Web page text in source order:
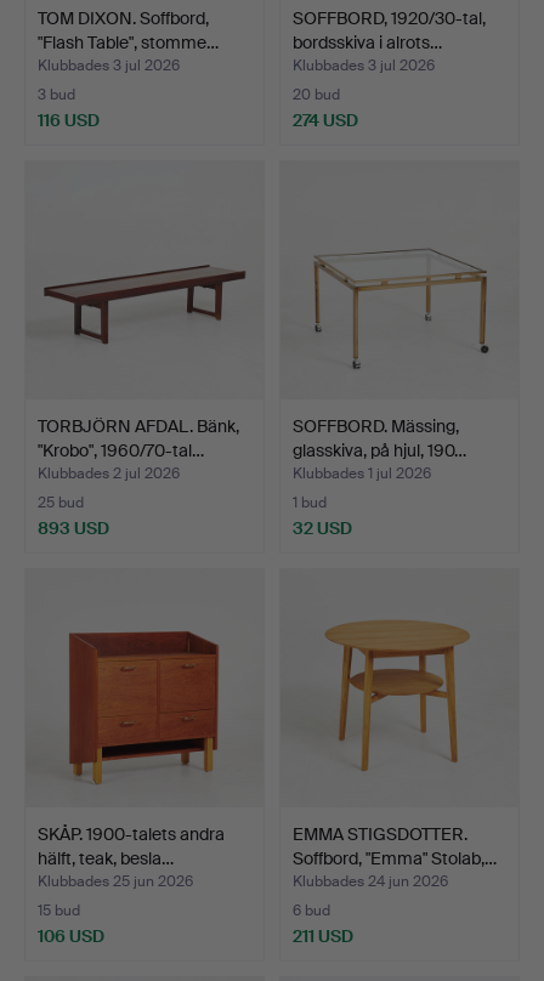
TOM DIXON. Soffbord,
"Flash Table", stomme…
Klubbades 3 jul 2026
3 bud
116 USD
SOFFBORD, 1920/30-tal,
bordsskiva i alrots…
Klubbades 3 jul 2026
20 bud
274 USD
TORBJÖRN AFDAL. Bänk,
"Krobo", 1960/70-tal…
Klubbades 2 jul 2026
25 bud
893 USD
SOFFBORD. Mässing,
glasskiva, på hjul, 190…
Klubbades 1 jul 2026
1 bud
32 USD
SKÅP. 1900-talets andra
hälft, teak, besla…
Klubbades 25 jun 2026
15 bud
106 USD
EMMA STIGSDOTTER.
Soffbord, "Emma" Stolab,…
Klubbades 24 jun 2026
6 bud
211 USD